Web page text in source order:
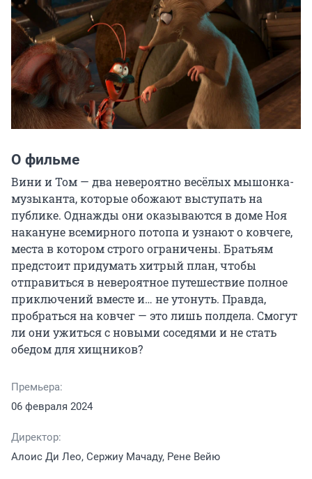
О фильме
Вини и Том — два невероятно весёлых мышонка-
музыканта, которые обожают выступать на
публике. Однажды они оказываются в доме Ноя
накануне всемирного потопа и узнают о ковчеге,
места в котором строго ограничены. Братьям
предстоит придумать хитрый план, чтобы
отправиться в невероятное путешествие полное
приключений вместе и… не утонуть. Правда,
пробраться на ковчег — это лишь полдела. Смогут
ли они ужиться с новыми соседями и не стать
обедом для хищников?
Премьера:
06 февраля 2024
Директор:
Алоис Ди Лео, Сержиу Мачаду, Рене Вейю